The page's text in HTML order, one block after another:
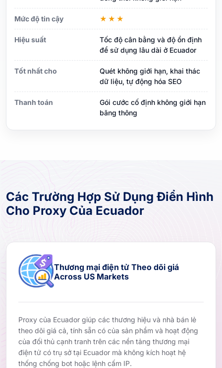
Mức độ tin cậy ★★★
Hiệu suất
Tốc độ cân bằng và độ ổn định
để sử dụng lâu dài ở Ecuador
Tốt nhất cho
Quét không giới hạn, khai thác
dữ liệu, tự động hóa SEO
Thanh toán
Gói cước cố định không giới hạn
băng thông
Các Trường Hợp Sử Dụng Điển Hình
Cho Proxy Của Ecuador
Thương mại điện tử Theo dõi giá
Across US Markets
Proxy của Ecuador giúp các thương hiệu và nhà bán lẻ
theo dõi giá cả, tính sẵn có của sản phẩm và hoạt động
của đối thủ cạnh tranh trên các nền tảng thương mại
điện tử có trụ sở tại Ecuador mà không kích hoạt hệ
thống chống bot hoặc lệnh cấm IP.